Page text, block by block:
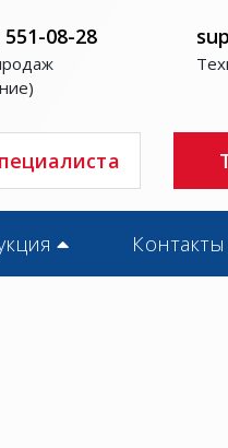
551-08-28
Контакты